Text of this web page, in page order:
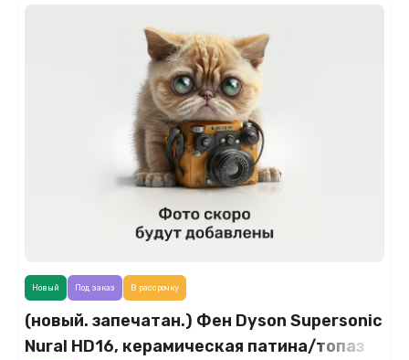
(новый. запечатан.) Фен Dyson Supersonic
Nural HD16, керамическая патина/топаз
Новый Под заказ В рассрочку